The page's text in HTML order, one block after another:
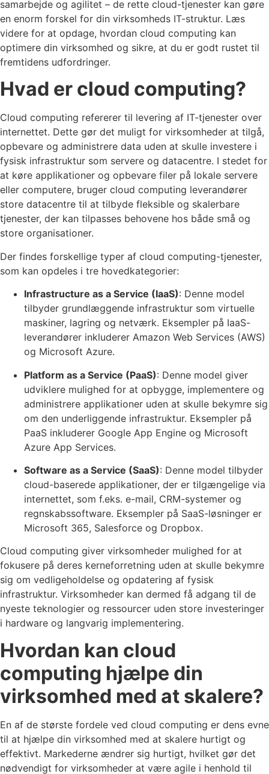
samarbejde og agilitet – de rette cloud-tjenester kan gøre
en enorm forskel for din virksomheds IT-struktur. Læs
videre for at opdage, hvordan cloud computing kan
optimere din virksomhed og sikre, at du er godt rustet til
fremtidens udfordringer.
Hvad er cloud computing?
Cloud computing refererer til levering af IT-tjenester over
internettet. Dette gør det muligt for virksomheder at tilgå,
opbevare og administrere data uden at skulle investere i
fysisk infrastruktur som servere og datacentre. I stedet for
at køre applikationer og opbevare filer på lokale servere
eller computere, bruger cloud computing leverandører
store datacentre til at tilbyde fleksible og skalerbare
tjenester, der kan tilpasses behovene hos både små og
store organisationer.
Der findes forskellige typer af cloud computing-tjenester,
som kan opdeles i tre hovedkategorier:
Infrastructure as a Service (IaaS): Denne model
tilbyder grundlæggende infrastruktur som virtuelle
maskiner, lagring og netværk. Eksempler på IaaS-
leverandører inkluderer Amazon Web Services (AWS)
og Microsoft Azure.
Platform as a Service (PaaS): Denne model giver
udviklere mulighed for at opbygge, implementere og
administrere applikationer uden at skulle bekymre sig
om den underliggende infrastruktur. Eksempler på
PaaS inkluderer Google App Engine og Microsoft
Azure App Services.
Software as a Service (SaaS): Denne model tilbyder
cloud-baserede applikationer, der er tilgængelige via
internettet, som f.eks. e-mail, CRM-systemer og
regnskabssoftware. Eksempler på SaaS-løsninger er
Microsoft 365, Salesforce og Dropbox.
Cloud computing giver virksomheder mulighed for at
fokusere på deres kerneforretning uden at skulle bekymre
sig om vedligeholdelse og opdatering af fysisk
infrastruktur. Virksomheder kan dermed få adgang til de
nyeste teknologier og ressourcer uden store investeringer
i hardware og langvarig implementering.
Hvordan kan cloud
computing hjælpe din
virksomhed med at skalere?
En af de største fordele ved cloud computing er dens evne
til at hjælpe din virksomhed med at skalere hurtigt og
effektivt. Markederne ændrer sig hurtigt, hvilket gør det
nødvendigt for virksomheder at være agile i henhold til